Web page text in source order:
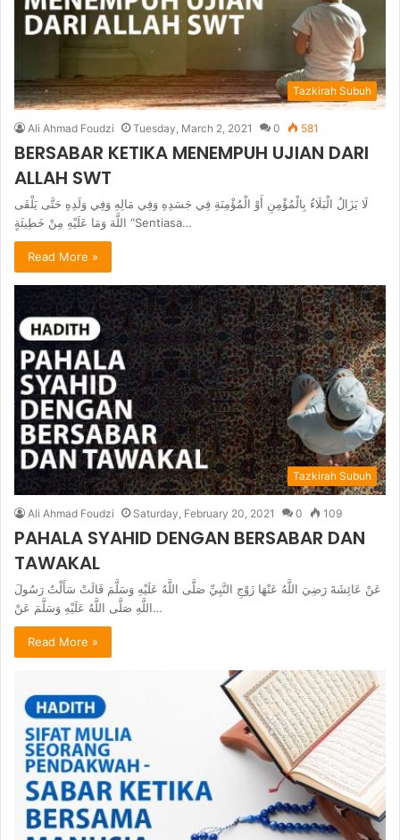
Tazkirah Subuh
Ali Ahmad Foudzi Tuesday, March 2, 2021 0 581
BERSABAR KETIKA MENEMPUH UJIAN DARI
ALLAH SWT
لَا يَزَالُ الْبَلَاءُ بِالْمُؤْمِنِ أَوْ الْمُؤْمِنَةِ فِي جَسَدِهِ وَفِي مَالِهِ وَفِي وَلَدِهِ حَتَّى يَلْقَى
اللَّهَ وَمَا عَلَيْهِ مِنْ خَطِيئَةٍ “Sentiasa…
Read More »
Tazkirah Subuh
Ali Ahmad Foudzi Saturday, February 20, 2021 0 109
PAHALA SYAHID DENGAN BERSABAR DAN
TAWAKAL
عَنْ عَائِشَةَ رَضِيَ اللَّهُ عَنْهَا زَوْجِ النَّبِيِّ صَلَّى اللَّهُ عَلَيْهِ وَسَلَّمَ قَالَتْ سَأَلْتُ رَسُولَ
اللَّهِ صَلَّى اللَّهُ عَلَيْهِ وَسَلَّمَ عَنْ…
Read More »